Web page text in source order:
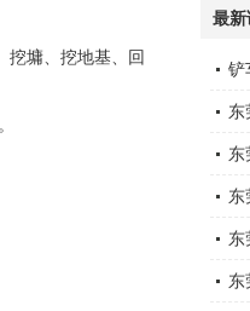
挖墉、挖地基、回
最新
铲
要
东
车
东
钱
东
东
东